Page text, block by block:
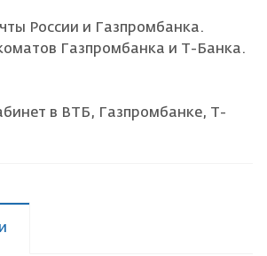
России и Газпромбанка.
Газпромбанка и Т-Банка.
в ВТБ, Газпромбанке, Т-